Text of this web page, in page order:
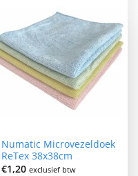
Numatic Microvezeldoek
ReTex 38x38cm
€1,20 exclusief btw